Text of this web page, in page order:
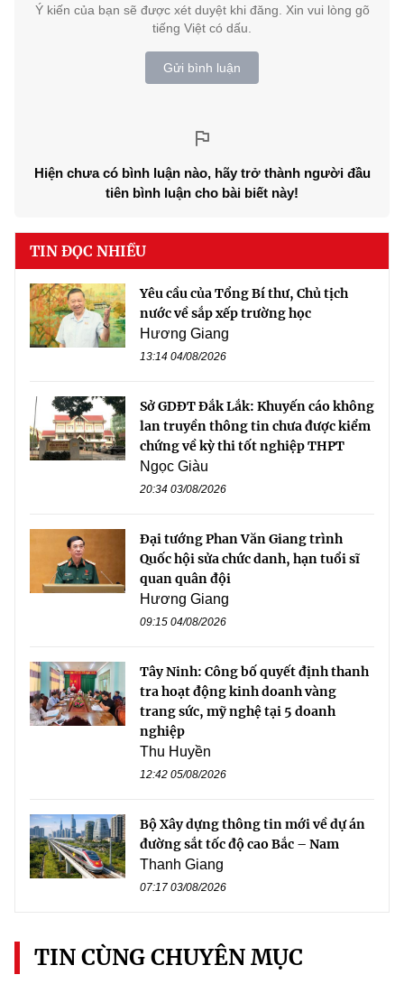
Ý kiến của bạn sẽ được xét duyệt khi đăng. Xin vui lòng gõ
tiếng Việt có dấu.
Gửi bình luận
Hiện chưa có bình luận nào, hãy trở thành người đầu
tiên bình luận cho bài biết này!
TIN ĐỌC NHIỀU
Yêu cầu của Tổng Bí thư, Chủ tịch
nước về sắp xếp trường học
Hương Giang
13:14 04/08/2026
Sở GDĐT Đắk Lắk: Khuyến cáo không
lan truyền thông tin chưa được kiểm
chứng về kỳ thi tốt nghiệp THPT
Ngọc Giàu
20:34 03/08/2026
Đại tướng Phan Văn Giang trình
Quốc hội sửa chức danh, hạn tuổi sĩ
quan quân đội
Hương Giang
09:15 04/08/2026
Tây Ninh: Công bố quyết định thanh
tra hoạt động kinh doanh vàng
trang sức, mỹ nghệ tại 5 doanh
nghiệp
Thu Huyền
12:42 05/08/2026
Bộ Xây dựng thông tin mới về dự án
đường sắt tốc độ cao Bắc – Nam
Thanh Giang
07:17 03/08/2026
TIN CÙNG CHUYÊN MỤC